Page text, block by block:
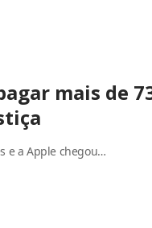
mais de
e a Apple chegou…